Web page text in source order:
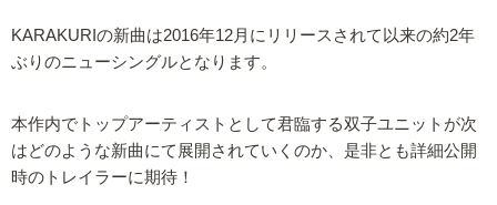
KARAKURIの新曲は2016年12月にリリースされて以来の約2年
ぶりのニューシングルとなります。
本作内でトップアーティストとして君臨する双子ユニットが次
はどのような新曲にて展開されていくのか、是非とも詳細公開
時のトレイラーに期待！